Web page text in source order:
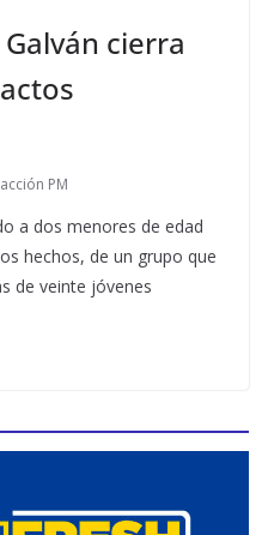
cierra
PM
a dos menores de edad
hechos, de un grupo que
de veinte jóvenes